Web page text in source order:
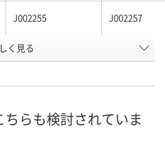
J002255 J002257
あり
数量
く見る
らも検討されていま